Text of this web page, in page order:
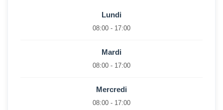
Lundi
08:00 - 17:00
Mardi
08:00 - 17:00
Mercredi
08:00 - 17:00